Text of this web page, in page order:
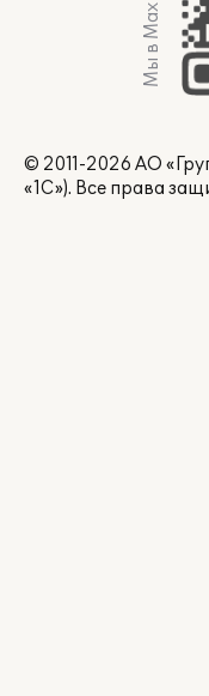
Мы в Max
© 2011-2026 АО
«1С»). Все права